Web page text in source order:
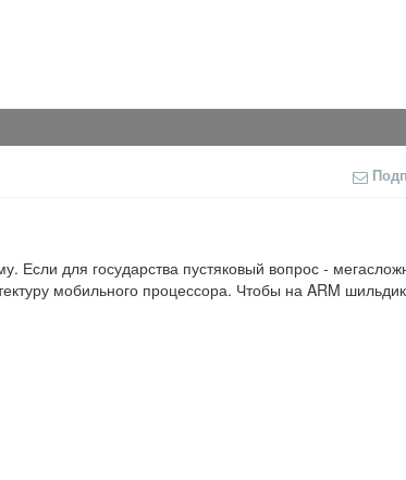
Если для государства пустяковый вопрос -
мобильного процессора. Чтобы на ARM